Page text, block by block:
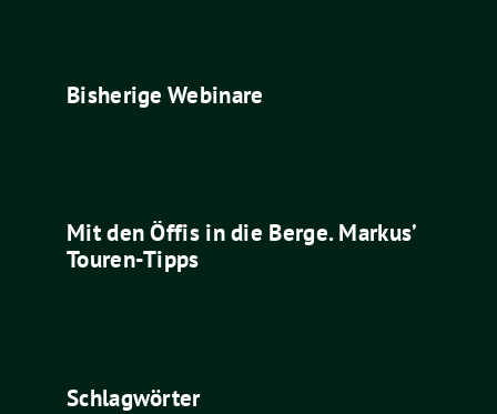
Bisherige Webinare
Mit den Öffis in die Berge. Markus’
Touren-Tipps
Schlagwörter